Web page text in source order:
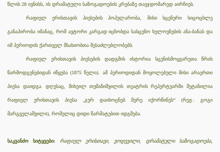
წლის 28 ივნისს, ის დრამატული საზოგადოების კრებაზე თავჯდომარედ აირჩიეს.
რაფიელ ერისთავის პიესების პოპულარობა, მისი სცენური სიცოცხლე
განაპირობა იმანაც, რომ ავტორი კარგად იცნობდა სასცენო ხელოვნების ანა-ბანას და
იმ პერიოდის ქართველ მსახიობთა შესაძლებლობებს.
რაფიელ ერისთავის პიესების დადგმის ისტორია სცენისმოყვარეთა წრის
წარმოდგენებიდან იწყება (1875 წელი). ამ პერიოდიდან მოყოლებული მისი არაერთი
პიესა დაიდგა. დღესაც, მიხეილ თუმანიშვილის თეატრის რეპერტუარში შეტანილია
რაფიელ ერისთავის პიესა „ჯერ დაიხოცნებ მერე იქორწინეს“ (რეჟ.: გოგი
მარგველაშვილი), რომელიც დიდი წარმატებით იდგმება.
საკვანძო სიტყვები: რაფიელ ერისთავი, ვოდევილი, დრამატული საზოგადოება,